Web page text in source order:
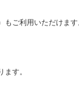
ご利用いただけます
す。